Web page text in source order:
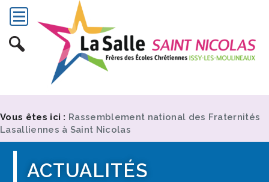
Vous êtes ici : Rassemblement national des Fraternités
Lasalliennes à Saint Nicolas
ACTUALITÉS